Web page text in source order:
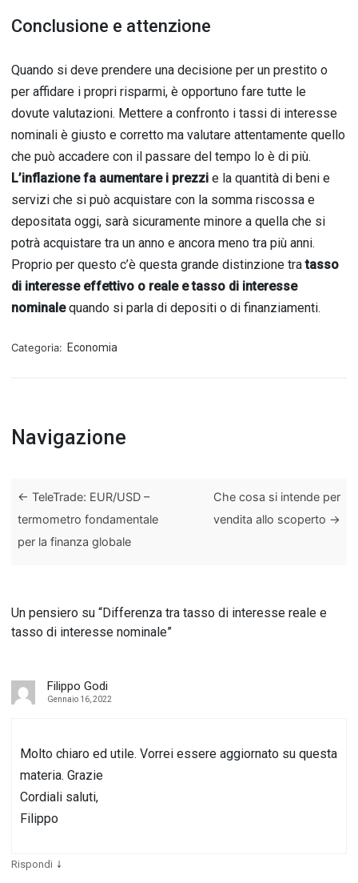
Conclusione e attenzione
Quando si deve prendere una decisione per un prestito o
per affidare i propri risparmi, è opportuno fare tutte le
dovute valutazioni. Mettere a confronto i tassi di interesse
nominali è giusto e corretto ma valutare attentamente quello
che può accadere con il passare del tempo lo è di più.
L’inflazione fa aumentare i prezzi e la quantità di beni e
servizi che si può acquistare con la somma riscossa e
depositata oggi, sarà sicuramente minore a quella che si
potrà acquistare tra un anno e ancora meno tra più anni.
Proprio per questo c’è questa grande distinzione tratasso
di interesse effettivo o reale e tasso di interesse
nominalequando si parla di depositi o di finanziamenti.
Categoria: Economia
Navigazione
← TeleTrade: EUR/USD –
termometro fondamentale
per la finanza globale
Che cosa si intende per
vendita allo scoperto →
Un pensiero su “Differenza tra tasso di interesse reale e
tasso di interesse nominale”
Filippo Godi
Gennaio 16, 2022
Molto chiaro ed utile. Vorrei essere aggiornato su questa
materia. Grazie
Cordiali saluti,
Filippo
Rispondi ↓